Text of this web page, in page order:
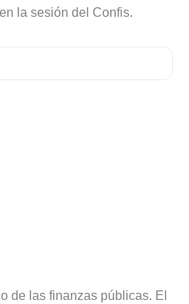
la sesión del Confis.
de las finanzas públicas. El